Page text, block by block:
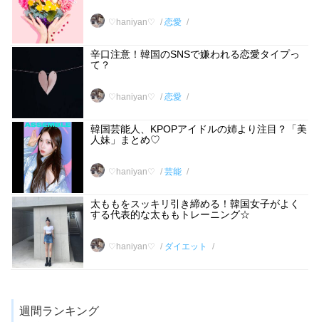
♡haniyan♡ 恋愛
辛口注意！韓国のSNSで嫌われる恋愛タイプっ
て？
♡haniyan♡ 恋愛
韓国芸能人、KPOPアイドルの姉より注目？「美
人妹」まとめ♡
♡haniyan♡ 芸能
太ももをスッキリ引き締める！韓国女子がよく
する代表的な太ももトレーニング☆
♡haniyan♡ ダイエット
週間ランキング